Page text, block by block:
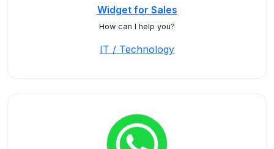
Widget for Sales
How can I help you?
IT / Technology